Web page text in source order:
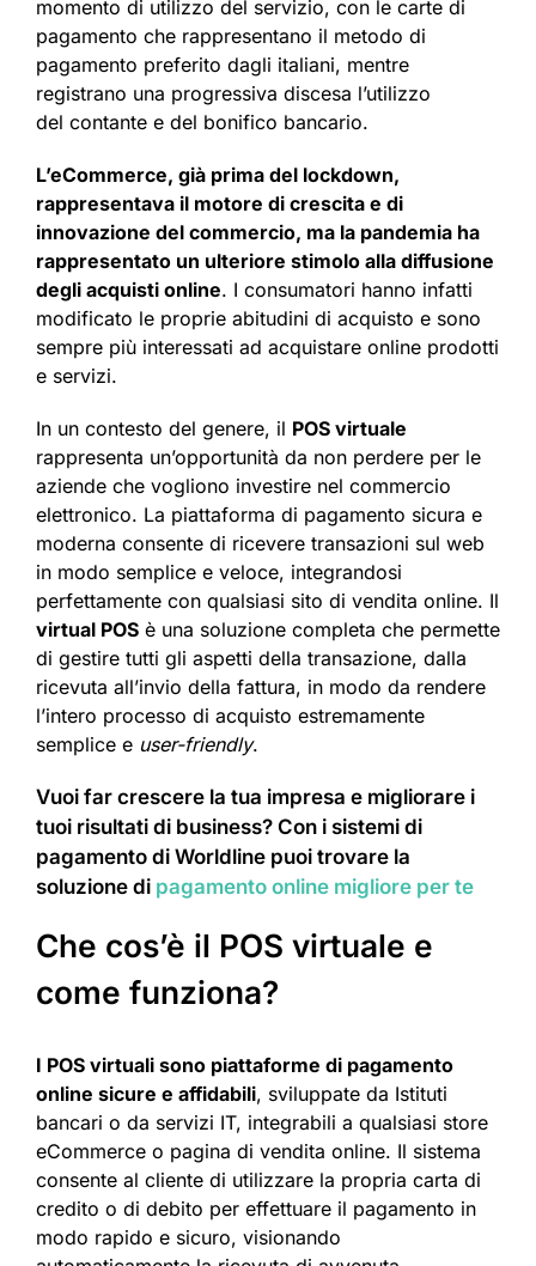
momento di utilizzo del servizio, con le carte di
pagamento che rappresentano il metodo di
pagamento preferito dagli italiani, mentre
registrano una progressiva discesa l’utilizzo
del contante e del bonifico bancario.
L’eCommerce, già prima del lockdown,
rappresentava il motore di crescita e di
innovazione del commercio, ma la pandemia ha
rappresentato un ulteriore stimolo alla diffusione
degli acquisti online. I consumatori hanno infatti
modificato le proprie abitudini di acquisto e sono
sempre più interessati ad acquistare online prodotti
e servizi.
In un contesto del genere, il POS virtuale
rappresenta un’opportunità da non perdere per le
aziende che vogliono investire nel commercio
elettronico. La piattaforma di pagamento sicura e
moderna consente di ricevere transazioni sul web
in modo semplice e veloce, integrandosi
perfettamente con qualsiasi sito di vendita online. Il
virtual POS è una soluzione completa che permette
di gestire tutti gli aspetti della transazione, dalla
ricevuta all’invio della fattura, in modo da rendere
l’intero processo di acquisto estremamente
semplice e user-friendly.
Vuoi far crescere la tua impresa e migliorare i
tuoi risultati di business? Con i sistemi di
pagamento di Worldline puoi trovare la
soluzione di pagamento online migliore per te
Che cos’è il POS virtuale e
come funziona?
I POS virtuali sono piattaforme di pagamento
online sicure e affidabili, sviluppate da Istituti
bancari o da servizi IT, integrabili a qualsiasi store
eCommerce o pagina di vendita online. Il sistema
consente al cliente di utilizzare la propria carta di
credito o di debito per effettuare il pagamento in
modo rapido e sicuro, visionando